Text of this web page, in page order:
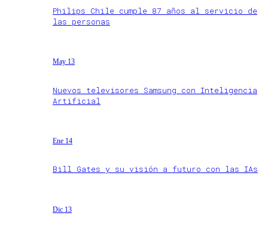
Philips Chile cumple 87 años al servicio de
las personas
May 13
Nuevos televisores Samsung con Inteligencia
Artificial
Ene 14
Bill Gates y su visión a futuro con las IAs
Dic 13